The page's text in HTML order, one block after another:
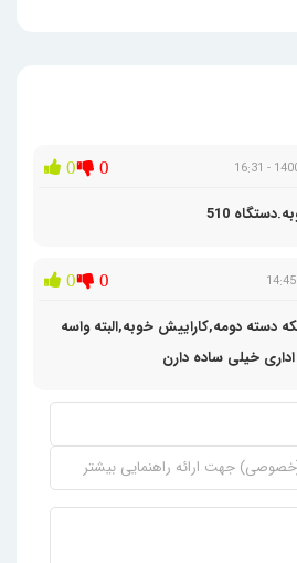
0 0
510
0 0
دسته دومه,کاراییش خوبه,البته واسه
خیلی ساده دارن